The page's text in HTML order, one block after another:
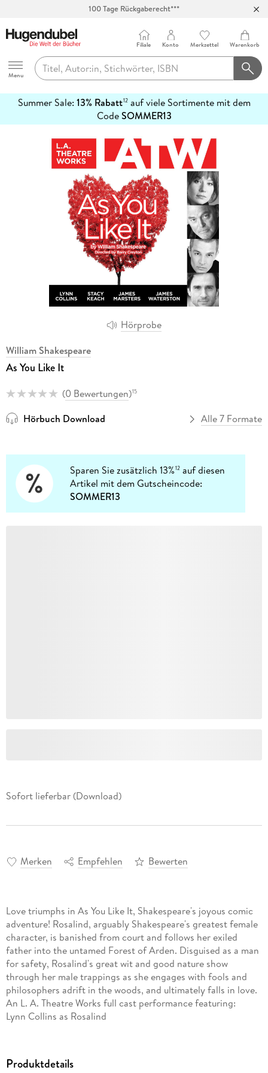
100 Tage Rückgaberecht***
Hugendubel
Menu
Filiale Konto Merkzettel Warenkorb
Summer Sale: 13% Rabatt12auf viele Sortimente mit dem
CodeSOMMER13
erfahren
Hörprobe
William Shakespeare
As You Like It
(0 Bewertungen)15
Hörbuch Download Alle 7 Formate
Sparen Sie zusätzlich 13%12 auf diesen
Artikel mit dem Gutscheincode:
SOMMER13
Sofort lieferbar (Download)
Merken Empfehlen Bewerten
Love triumphs in As You Like It, Shakespeare's joyous comic
adventure! Rosalind, arguably Shakespeare's greatest female
character, is banished from court and follows her exiled
father into the untamed Forest of Arden. Disguised as a man
for safety, Rosalind's great wit and good nature show
through her male trappings as she engages with fools and
philosophers adrift in the woods, and ultimately falls in love.
An L. A. Theatre Works full cast performance featuring:
Lynn Collins as Rosalind
Stacy Keach as Jaques
James Marsters as Duke Frederick/Duke Senior
Produktdetails